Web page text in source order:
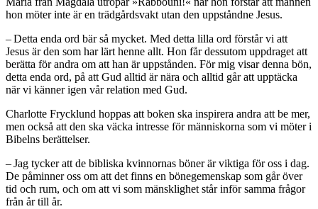
hon möter inte är en trädgårdsvakt utan den uppståndne Jesus.
– Detta enda ord bär så mycket. Med detta lilla ord förstår vi att
Jesus är den som har lärt henne allt. Hon får dessutom uppdraget att
berätta för andra om att han är uppstånden. För mig visar denna bön,
detta enda ord, på att Gud alltid är nära och alltid går att upptäcka
när vi känner igen vår relation med Gud.
Charlotte Frycklund hoppas att boken ska inspirera andra att be mer,
men också att den ska väcka intresse för människorna som vi möter i
Bibelns berättelser.
– Jag tycker att de bibliska kvinnornas böner är viktiga för oss i dag.
De påminner oss om att det finns en bönegemenskap som går över
tid och rum, och om att vi som mänsklighet står inför samma frågor
från år till år.